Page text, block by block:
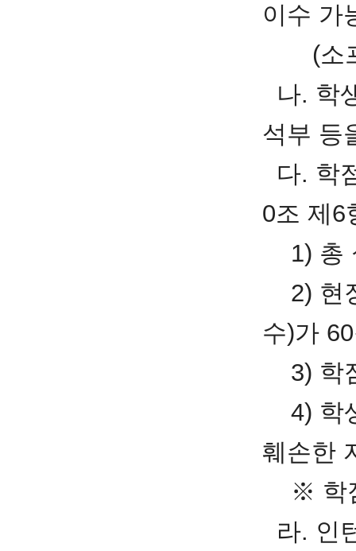
이수 가
(소프
나. 학
석부 등
다. 학
0조 제6
1) 총
2) 현
수)가
3) 학
4) 학
훼손한
※ 학
라. 인